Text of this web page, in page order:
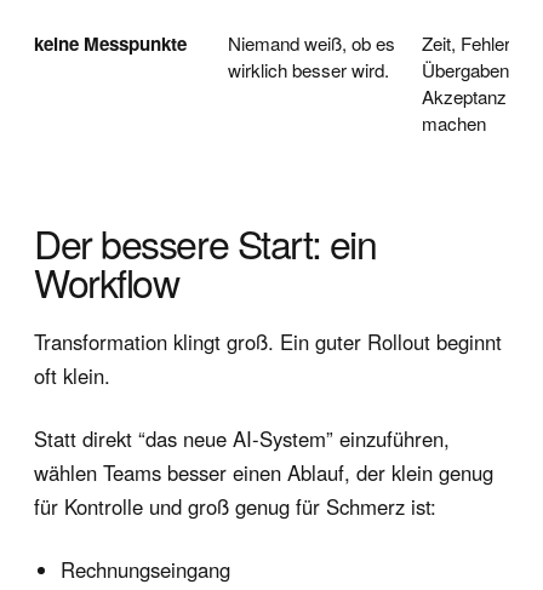
keine Messpunkte
Niemand weiß, ob es
wirklich besser wird.
Zeit, Fehler,
Übergaben und
Akzeptanz
machen
Der bessere Start: ein
Workflow
Transformation klingt groß. Ein guter Rollout beginnt
oft klein.
Statt direkt “das neue AI-System” einzuführen,
wählen Teams besser einen Ablauf, der klein genug
für Kontrolle und groß genug für Schmerz ist:
Rechnungseingang